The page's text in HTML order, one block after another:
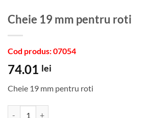
Cheie 19 mm pentru roti
Cod produs: 07054
74.01 lei
Cheie 19 mm pentru roti